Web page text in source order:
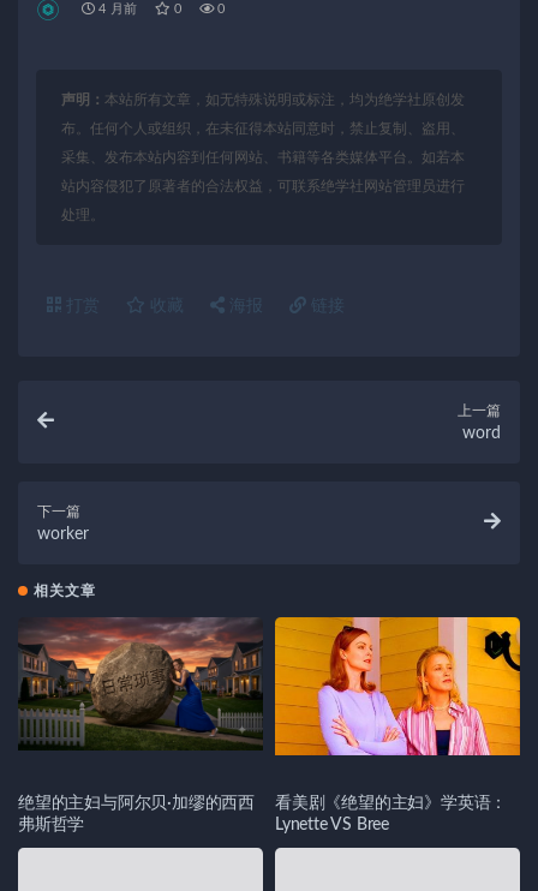
4 月前 0 0
声明： 本站所有文章，如无特殊说明或标注，均为绝学社原创发
布。任何个人或组织，在未征得本站同意时，禁止复制、盗用、
采集、发布本站内容到任何网站、书籍等各类媒体平台。如若本
站内容侵犯了原著者的合法权益，可联系绝学社网站管理员进行
处理。
打赏 收藏 海报 链接
上一篇
word
下一篇
worker
相关文章
绝望的主妇与阿尔贝·加缪的西西
弗斯哲学
看美剧《绝望的主妇》学英语：
Lynette VS Bree